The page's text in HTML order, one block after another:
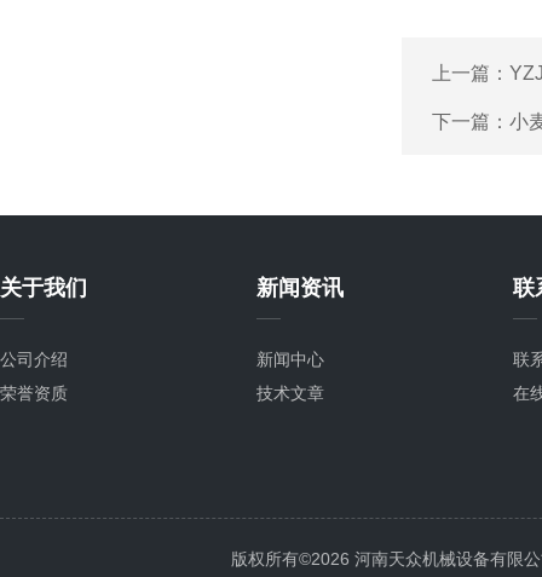
上一篇：
下一篇： 小
关于我们
公司介绍
荣誉资质
新闻资讯
新闻中心
技术文章
联
联
在
版权所有©2026 河南天众机械设备有限